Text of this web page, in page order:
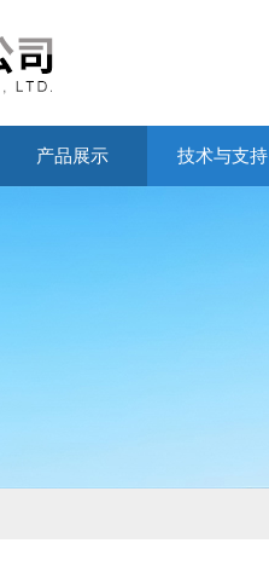
产品展示 技术与支持